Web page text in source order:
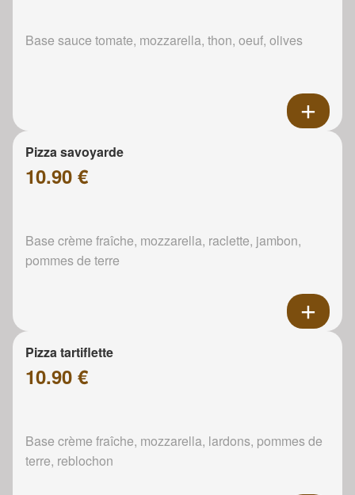
Base sauce tomate, mozzarella, thon, oeuf, olives
Pizza savoyarde
10.90 €
Base crème fraîche, mozzarella, raclette, jambon,
pommes de terre
Pizza tartiflette
10.90 €
Base crème fraîche, mozzarella, lardons, pommes de
terre, reblochon